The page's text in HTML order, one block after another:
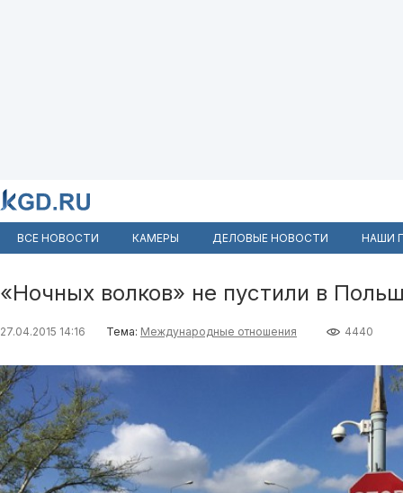
ВСЕ НОВОСТИ КАМЕРЫ ДЕЛОВЫЕ НОВОСТИ НАШИ
«Ночных волков» не пустили в
27.04.2015 14:16 Тема: Международные отношения 4440